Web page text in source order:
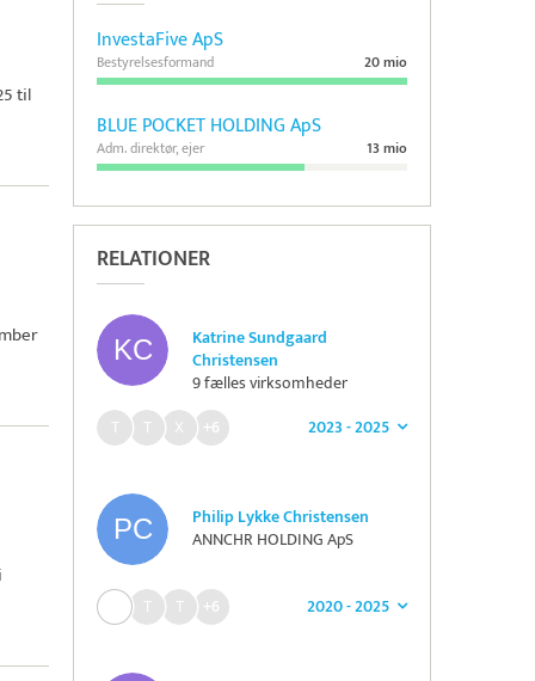
InvestaFive ApS
20 mio
Bestyrelsesformand
BLUE POCKET HOLDING ApS
13 mio
Adm. direktør, ejer
RELATIONER
Katrine Sundgaard
Christensen
9 fælles virksomheder
2023 - 2025
+6
Philip Lykke Christensen
ANNCHR HOLDING ApS
2020 - 2025
+6
til